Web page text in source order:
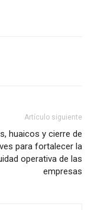
Artículo siguiente
huaicos y cierre de
para fortalecer la
operativa de las
empresas